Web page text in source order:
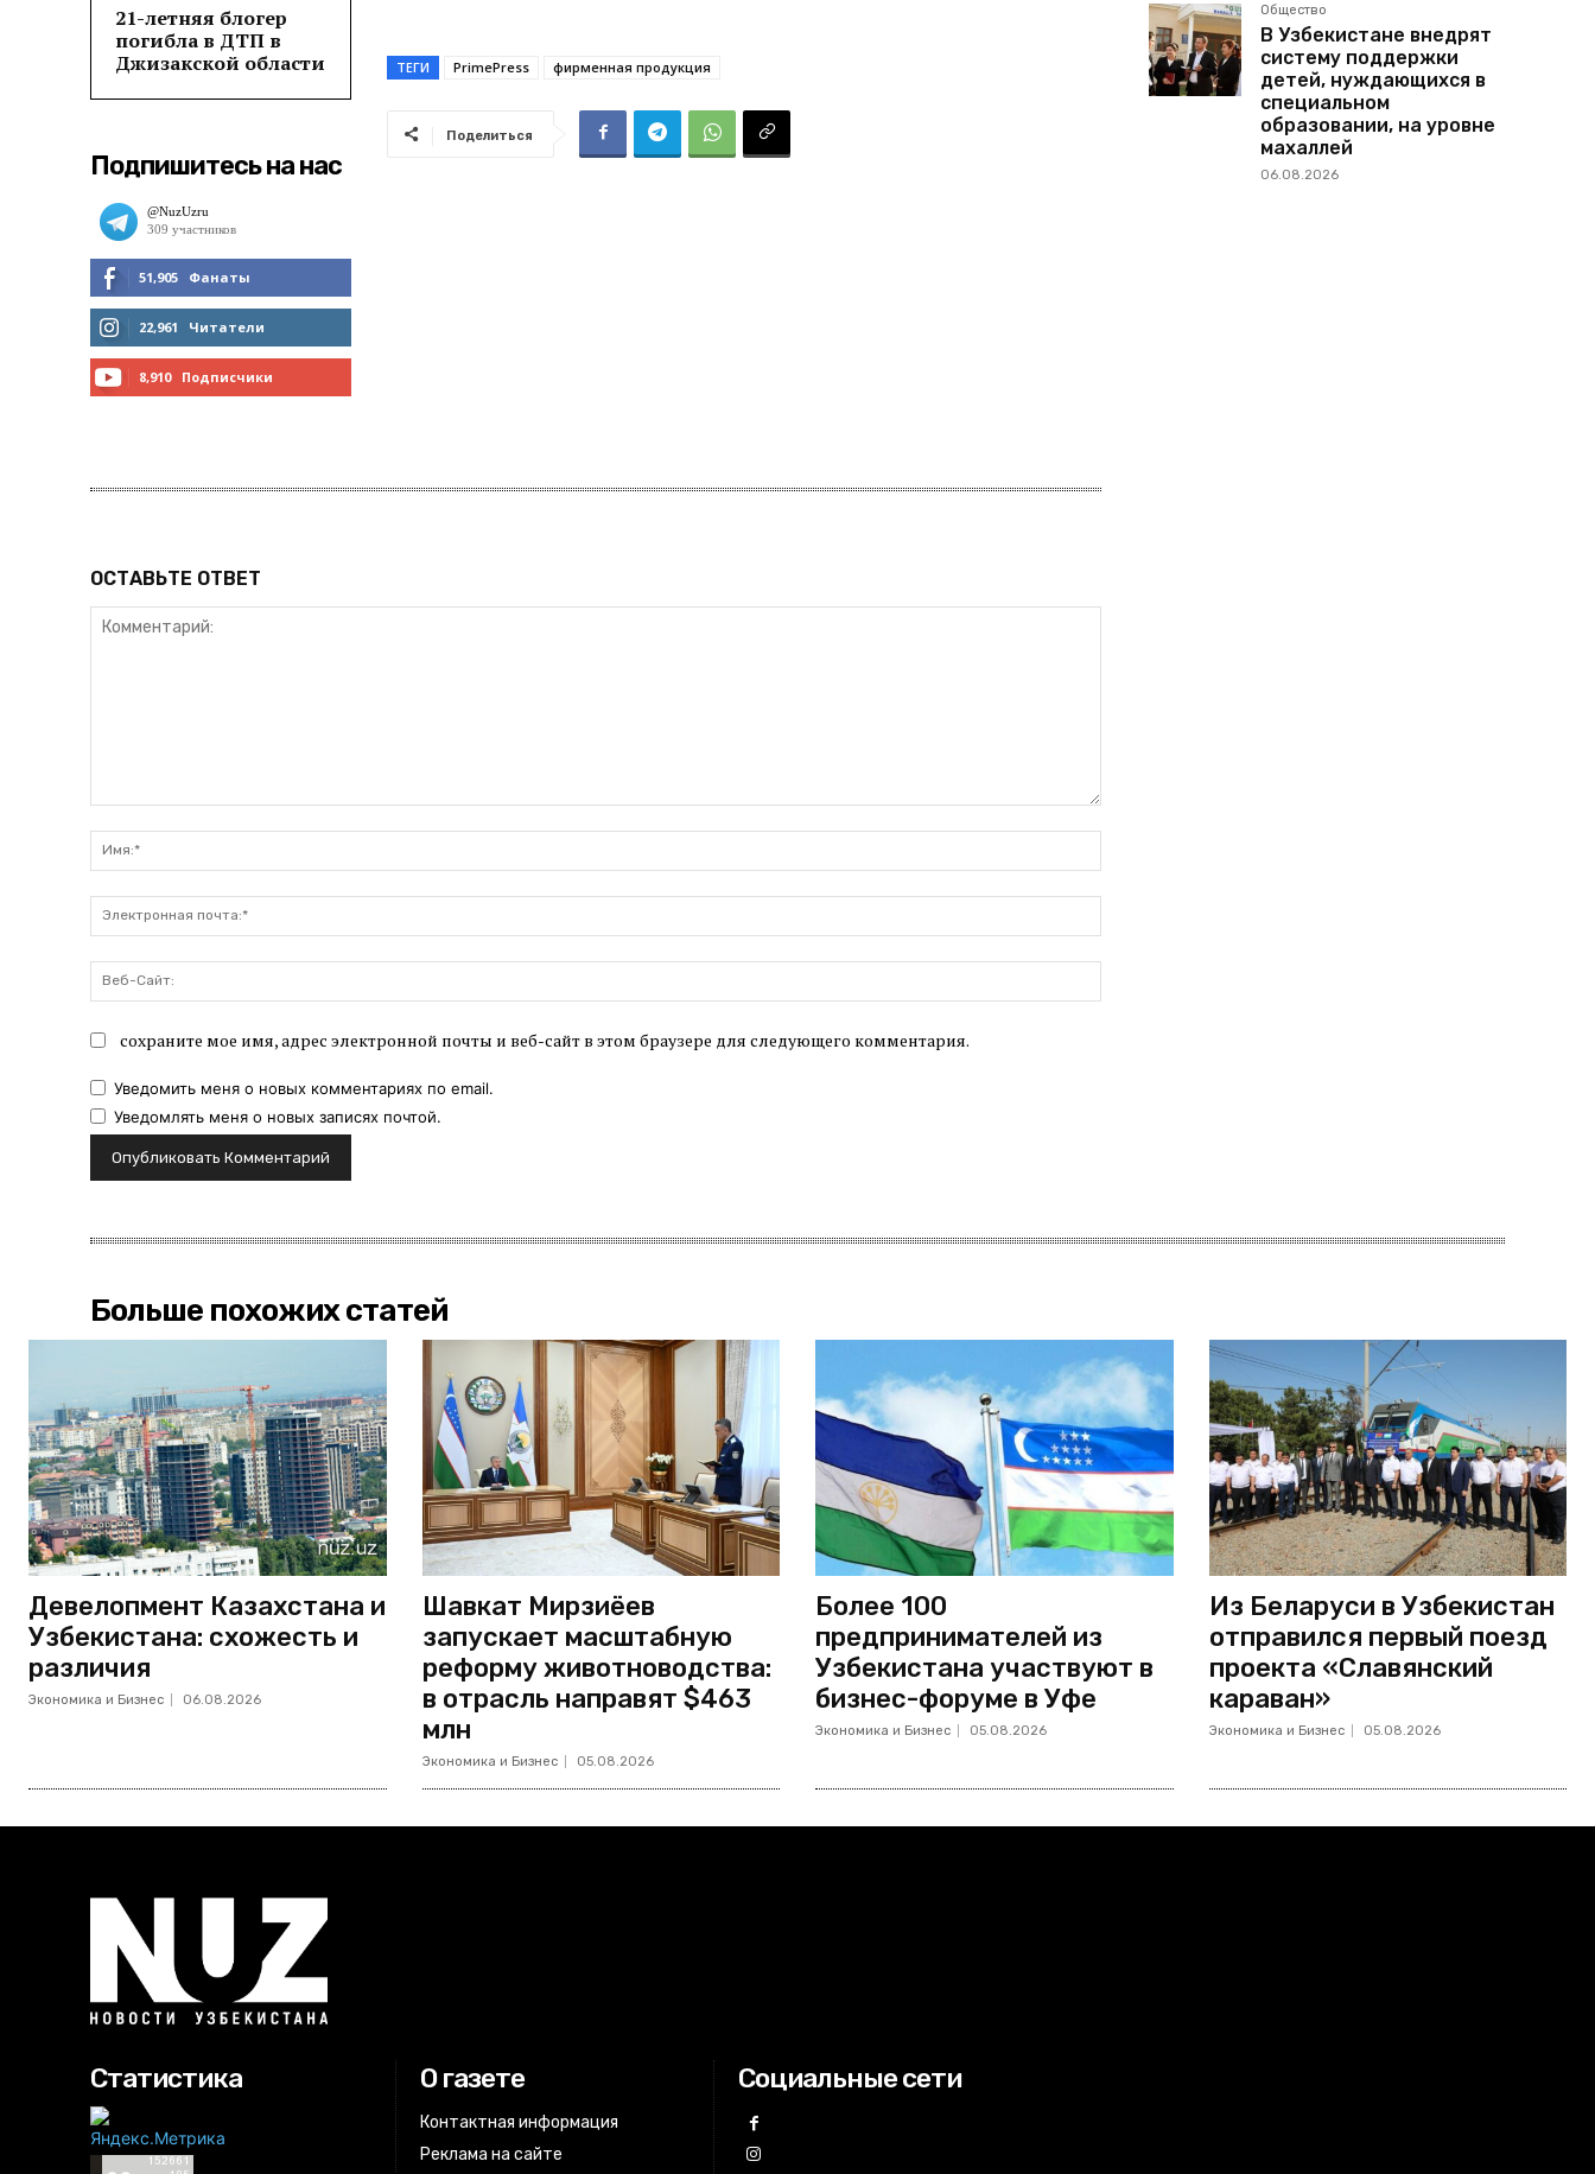
21-летняя блогер
погибла в ДТП в
Джизакской области
Подпишитесь на нас
51,905 Фанаты
МНЕ НРАВИТСЯ
22,961 Читатели
8,910 Подписчики
ТЕГИ PrimePress фирменная продукция
Поделиться
ОСТАВЬТЕ ОТВЕТ
почта:*
Сайт:
сохраните мое имя, адрес электронной почты и веб-сайт в этом браузере для следующего комментария.
Уведомить меня о новых комментариях по email.
Уведомлять меня о новых записях почтой.
Общество
В Узбекистане внедрят
систему поддержки
детей, нуждающихся в
специальном
образовании, на уровне
махаллей
06.08.2026
Больше похожих статей
Девелопмент Казахстана и
Узбекистана: схожесть и
различия
Экономика и Бизнес 06.08.2026
Шавкат Мирзиёев
запускает масштабную
реформу животноводства:
в отрасль направят $463
млн
Экономика и Бизнес 05.08.2026
Более 100
предпринимателей из
Узбекистана участвуют в
бизнес-форуме в Уфе
Экономика и Бизнес 05.08.2026
Из Беларуси в Узбекистан
отправился первый поезд
проекта «Славянский
караван»
Экономика и Бизнес 05.08.2026
Статистика О газете
Контактная информация
Реклама на сайте
Социальные сети